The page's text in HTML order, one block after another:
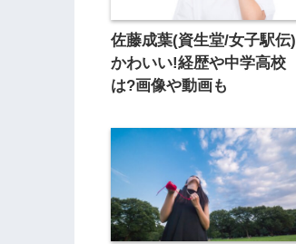
佐藤成葉(資生堂/女子駅伝)
かわいい!経歴や中学高校
は?画像や動画も